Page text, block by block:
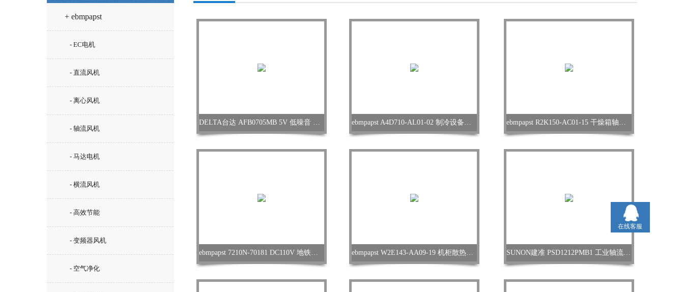
+ ebmpapst
- EC电机
- 直流风机
- 离心风机
- 轴流风机
- 马达电机
- 横流风机
- 高效节能
- 变频器风机
- 空气净化
DELTA台达 AFB0705MB 5V 低噪音 轴流风扇 ebmpapst A4D710-AL01-02 制冷设备轴流风机 ebmpapst R2K150-AC01-15 干燥箱轴流风机
ebmpapst 7210N-70181 DC110V 地铁轴流风机 ebmpapst W2E143-AA09-19 机柜散热轴流风机 SUNON建准 PSD1212PMB1 工业轴流风扇
在线客服